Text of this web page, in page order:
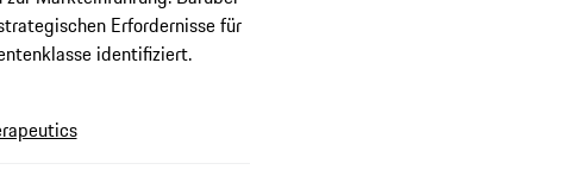
Erfordernisse für
identifiziert.